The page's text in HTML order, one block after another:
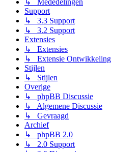
Support
↳ 3.3 Support
↳ 3.2 Support
Extensies
↳ Extensies
↳ Extensie Ontwikkeling
Stijlen
↳ Stijlen
Overige
↳ phpBB Discussie
↳ Algemene Discussie
↳ Gevraagd
Archief
↳ phpBB 2.0
↳ 2.0 Support